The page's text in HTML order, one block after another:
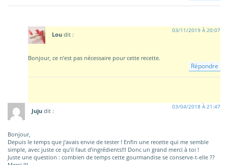
Lou dit :
03/11/2019 À 20:07
Bonjour, ce n’est pas nécessaire pour cette recette.
Répondre
Juju dit :
03/04/2018 À 21:47
Bonjour,
Depuis le temps que j’avais envie de tester ! Enfin une recette qui me semble
simple, avec juste ce qu’il faut d’ingrédients!!! Donc un grand merci à toi !
Juste une question : combien de temps cette gourmandise se conserve-t-elle ??